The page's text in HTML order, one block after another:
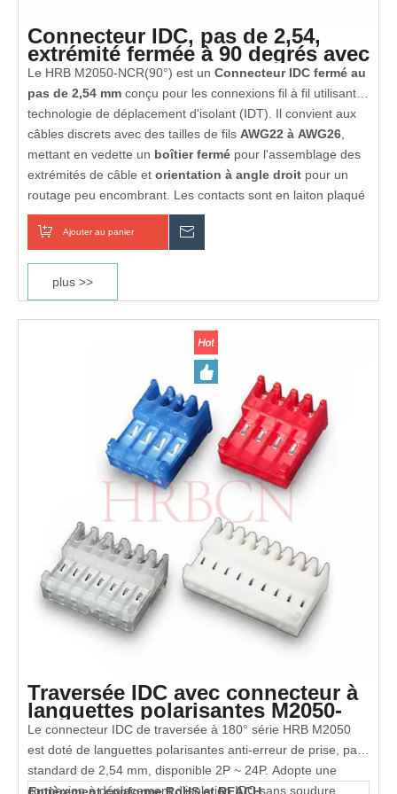
Connecteur IDC, pas de 2,54,
extrémité fermée à 90 degrés avec
languettes polarisantes
Le HRB M2050-NCR(90°) est un Connecteur IDC fermé au
pas de 2,54 mm conçu pour les connexions fil à fil utilisant la
technologie de déplacement d'isolant (IDT). Il convient aux
câbles discrets avec des tailles de fils AWG22 à AWG26
mettant en vedette un boîtier fermé pour l'assemblage des
extrémités de câble et orientation à angle droit pour un
routage peu encombrant. Les contacts sont en laiton plaqué
étain ou or ; l'isolant estUL94V‑2
RoHS. Idéal pour les applications industrielles,
Entièrement conforme RoHS et REACH
Ajouter au panier
plus >>
Traversée IDC avec connecteur à
languettes polarisantes M2050-
NCR (180°)
Le connecteur IDC de traversée à 180° série HRB M2050
est doté de languettes polarisantes anti-erreur de prise, pas
standard de 2,54 mm, disponible 2P ~ 24P. Adopte une
connexion à déplacement d'isolation IDC sans soudure